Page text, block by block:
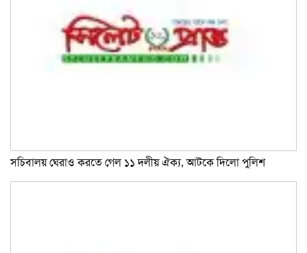
সচিবালয় ঘেরাও করতে গেল ১১ দলীয় ঐক্য, আটকে দিলো পুলিশ